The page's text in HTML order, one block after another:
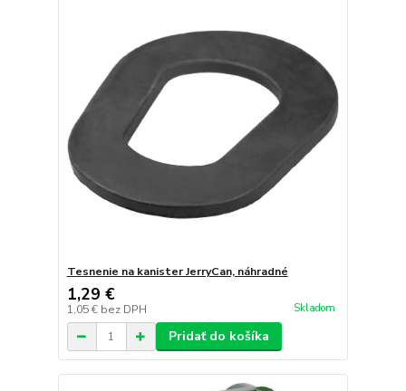
Tesnenie na kanister JerryCan, náhradné
1,29 €
1,05 € bez DPH Skladom
Pridať do košíka